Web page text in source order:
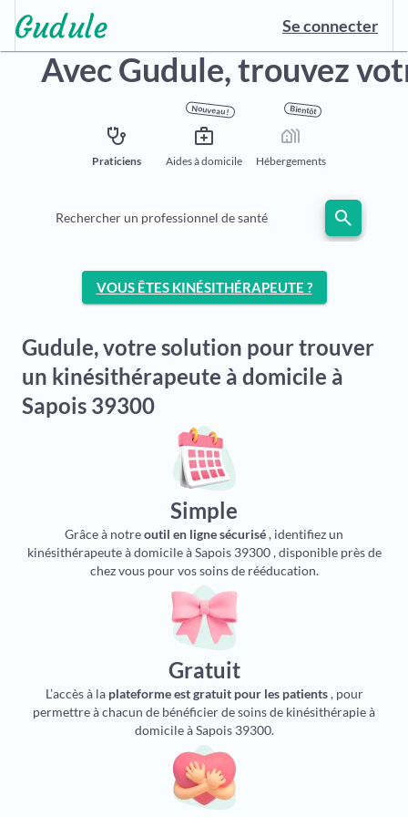
Se connecter
Avec Gudule,trouvez
stethoscope
Praticiens
Nouveau !
medical_services
Aides à domicile
Bientôt
holiday_village
Hébergements
Rechercher un professionnel de santé search
VOUS ÊTES KINÉSITHÉRAPEUTE ?
Gudule, votre solution pour trouver
un kinésithérapeute à domicile à
Sapois 39300
Simple
Grâce à notreoutil en ligne sécurisé, identifiez un
kinésithérapeute à domicile à Sapois 39300 , disponible près de
chez vous pour vos soins de rééducation.
Gratuit
L’accès à la plateforme est gratuit pour les patients, pour
permettre à chacun de bénéficier de soins de kinésithérapie à
domicile à Sapois 39300.